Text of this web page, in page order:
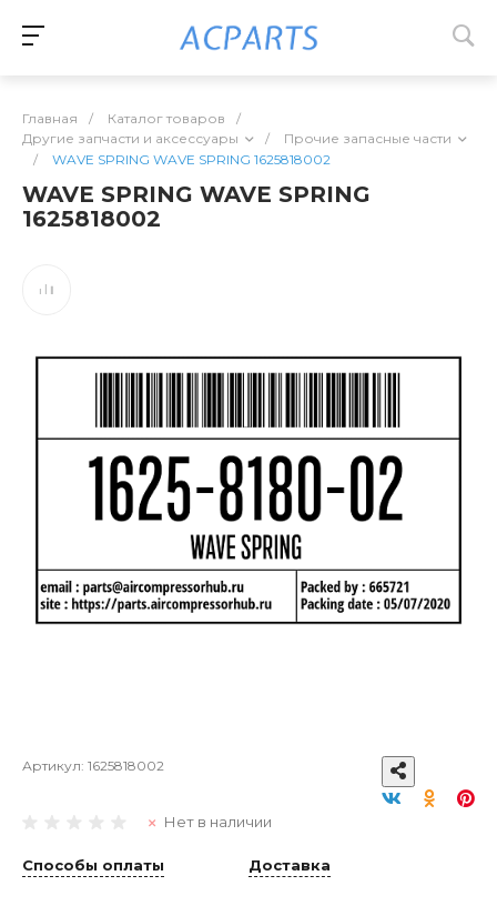
Главная / Каталог товаров
/
Другие запчасти и аксессуары
/
Прочие запасные части
/
WAVE SPRING WAVE SPRING 1625818002
WAVE SPRING WAVE SPRING
1625818002
Артикул: 1625818002
Нет в наличии
Способы оплаты Доставка